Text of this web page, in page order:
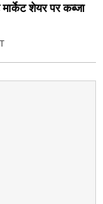
शेयर पर कब्जा